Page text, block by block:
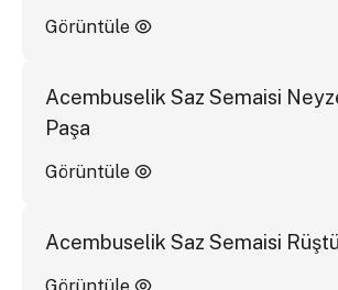
Görüntüle
Acembuselik Saz Semaisi
Paşa
Görüntüle
Acembuselik Saz Semaisi